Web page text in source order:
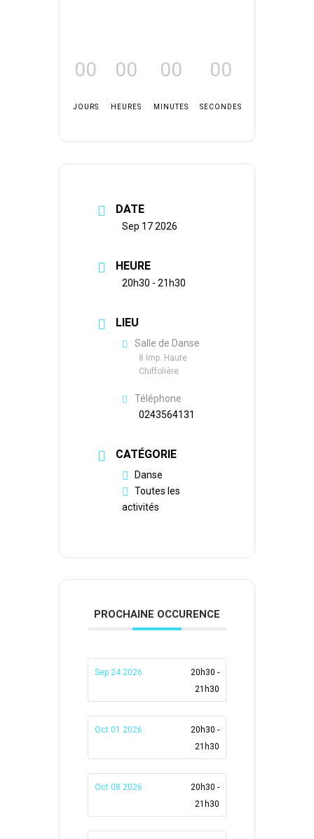
00
JOURS
00
HEURES
00
MINUTES
00
SECONDES
DATE
Sep 17 2026
HEURE
20h30 - 21h30
LIEU
Salle de Danse
8 Imp. Haute
Chiffolière
Téléphone
0243564131
CATÉGORIE
Danse
Toutes les
activités
PROCHAINE OCCURENCE
Sep 24 2026
20h30 -
21h30
Oct 01 2026
20h30 -
21h30
Oct 08 2026
20h30 -
21h30